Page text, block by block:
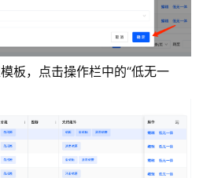
板，点击操作栏中的“低无一